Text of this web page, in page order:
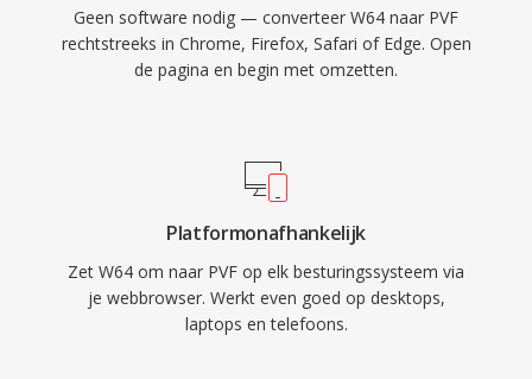
Geen software nodig — converteer W64 naar PVF
rechtstreeks in Chrome, Firefox, Safari of Edge. Open
de pagina en begin met omzetten.
Platformonafhankelijk
Zet W64 om naar PVF op elk besturingssysteem via
je webbrowser. Werkt even goed op desktops,
laptops en telefoons.